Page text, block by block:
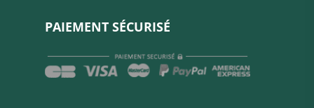
PAIEMENT SÉCURISÉ